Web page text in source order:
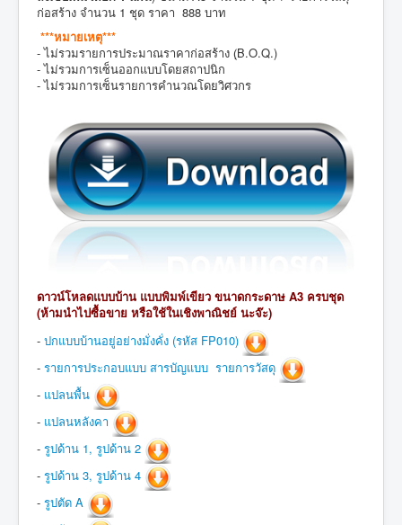
ก่อสร้าง จำนวน 1 ชุด ราคา 888 บาท
***หมายเหตุ***
- ไม่รวมรายการประมาณราคาก่อสร้าง (ฺB.O.Q.)
- ไม่รวมการเซ็นออกแบบโดยสถาปนิก
- ไม่รวมการเซ็นรายการคำนวณโดยวิศวกร
ดาวน์โหลดแบบบ้าน แบบพิมพ์เขียว ขนาดกระดาษ A3 ครบชุด
(ห้ามนำไปซื้อขาย หรือใช้ในเชิงพาณิชย์ นะจ๊ะ)
- ปกแบบบ้านอยู่อย่างมั่งคั่ง (รหัส FP010)
- รายการประกอบแบบ สารบัญแบบ รายการวัสดุ
- แปลนพื้น
- แปลนหลังคา
- รูปด้าน 1, รูปด้าน 2
- รูปด้าน 3, รูปด้าน 4
- รูปตัด A